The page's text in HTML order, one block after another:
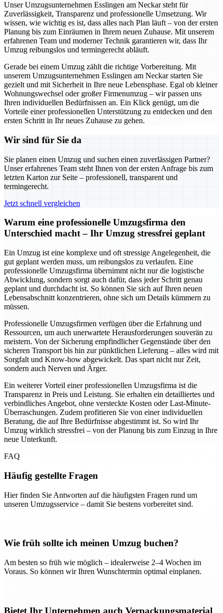
Unser Umzugsunternehmen Esslingen am Neckar steht für
Zuverlässigkeit, Transparenz und professionelle Umsetzung. Wir
wissen, wie wichtig es ist, dass alles nach Plan läuft – von der ersten
Planung bis zum Einräumen in Ihrem neuen Zuhause. Mit unserem
erfahrenen Team und moderner Technik garantieren wir, dass Ihr
Umzug reibungslos und termingerecht abläuft.
Gerade bei einem Umzug zählt die richtige Vorbereitung. Mit
unserem Umzugsunternehmen Esslingen am Neckar starten Sie
gezielt und mit Sicherheit in Ihre neue Lebensphase. Egal ob kleiner
Wohnungswechsel oder großer Firmenumzug – wir passen uns
Ihren individuellen Bedürfnissen an. Ein Klick genügt, um die
Vorteile einer professionellen Unterstützung zu entdecken und den
ersten Schritt in Ihr neues Zuhause zu gehen.
Wir sind für Sie da
Sie planen einen Umzug und suchen einen zuverlässigen Partner?
Unser erfahrenes Team steht Ihnen von der ersten Anfrage bis zum
letzten Karton zur Seite – professionell, transparent und
termingerecht.
Jetzt schnell vergleichen
Warum eine professionelle Umzugsfirma den
Unterschied macht – Ihr Umzug stressfrei geplant
Ein Umzug ist eine komplexe und oft stressige Angelegenheit, die
gut geplant werden muss, um reibungslos zu verlaufen. Eine
professionelle Umzugsfirma übernimmt nicht nur die logistische
Abwicklung, sondern sorgt auch dafür, dass jeder Schritt genau
geplant und durchdacht ist. So können Sie sich auf Ihren neuen
Lebensabschnitt konzentrieren, ohne sich um Details kümmern zu
müssen.
Professionelle Umzugsfirmen verfügen über die Erfahrung und
Ressourcen, um auch unerwartete Herausforderungen souverän zu
meistern. Von der Sicherung empfindlicher Gegenstände über den
sicheren Transport bis hin zur pünktlichen Lieferung – alles wird mit
Sorgfalt und Know-how abgewickelt. Das spart nicht nur Zeit,
sondern auch Nerven und Ärger.
Ein weiterer Vorteil einer professionellen Umzugsfirma ist die
Transparenz in Preis und Leistung. Sie erhalten ein detailliertes und
verbindliches Angebot, ohne versteckte Kosten oder Last-Minute-
Überraschungen. Zudem profitieren Sie von einer individuellen
Beratung, die auf Ihre Bedürfnisse abgestimmt ist. So wird Ihr
Umzug wirklich stressfrei – von der Planung bis zum Einzug in Ihre
neue Unterkunft.
FAQ
Häufig gestellte Fragen
Hier finden Sie Antworten auf die häufigsten Fragen rund um
unseren Umzugsservice – damit Sie bestens vorbereitet sind.
Wie früh sollte ich meinen Umzug buchen?
Am besten so früh wie möglich – idealerweise 2–4 Wochen im
Voraus. So können wir Ihren Wunschtermin optimal einplanen.
Bietet Ihr Unternehmen auch Verpackungsmaterial